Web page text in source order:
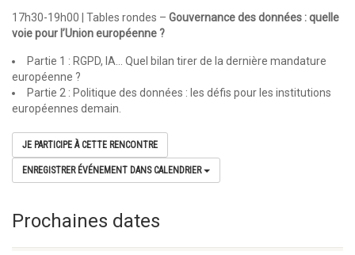
17h30-19h00 | Tables rondes – Gouvernance des données : quelle
voie pour l’Union européenne ?
Partie 1 : RGPD, IA… Quel bilan tirer de la dernière mandature
européenne ?
Partie 2 : Politique des données : les défis pour les institutions
européennes demain.
JE PARTICIPE À CETTE RENCONTRE
ENREGISTRER ÉVÉNEMENT DANS CALENDRIER
Prochaines dates